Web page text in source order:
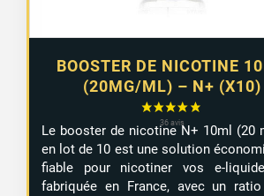
BOOSTER DE NICOTINE
(20MG/ML) – N+ (X10)
Le booster de nicotine N+ 10ml (20
en lot de 10 est une solution
fiable pour nicotiner vos e-
fabriquée en France, avec un